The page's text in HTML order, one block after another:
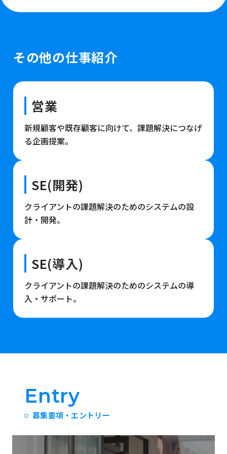
その他の仕事紹介
営業
新規顧客や既存顧客に向けて、課題解決につなげ
る企画提案。
SE(開発)
クライアントの課題解決のためのシステムの設
計・開発。
SE(導入)
クライアントの課題解決のためのシステムの導
入・サポート。
Entry
募集要項・エントリー